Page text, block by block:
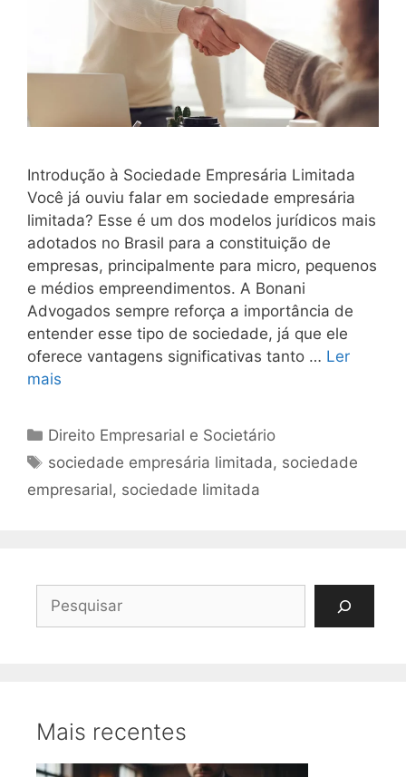
Introdução à Sociedade Empresária Limitada
Você já ouviu falar em sociedade empresária
limitada? Esse é um dos modelos jurídicos mais
adotados no Brasil para a constituição de
empresas, principalmente para micro, pequenos
e médios empreendimentos. A Bonani
Advogados sempre reforça a importância de
entender esse tipo de sociedade, já que ele
oferece vantagens significativas tanto … Ler
mais
Categorias
Direito Empresarial e Societário
Tags
sociedade empresária limitada, sociedade
empresarial, sociedade limitada
Pesquisar
Mais recentes